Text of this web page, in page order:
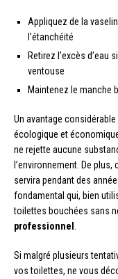
Appliquez de la
l’étanchéité
Retirez l’excès d’eau
ventouse
Maintenez le manche
Un avantage considérable
écologique et
ne rejette aucune
l’environnement. De
servira pendant des
fondamental qui, bien
toilettes bouchées sans
professionnel
Si malgré plusieurs
vos toilettes, ne vous